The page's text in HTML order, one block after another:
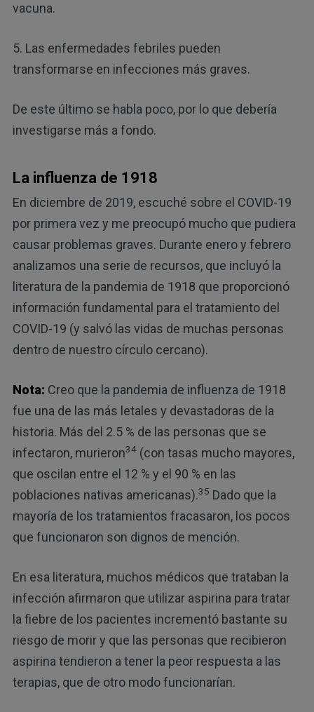
vacuna.
5. Las enfermedades febriles pueden
transformarse en infecciones más graves.
De este último se habla poco, por lo que debería
investigarse más a fondo.
La influenza de 1918
En diciembre de 2019, escuché sobre el COVID-19
por primera vez y me preocupó mucho que pudiera
causar problemas graves. Durante enero y febrero
analizamos una serie de recursos, que incluyó la
literatura de la pandemia de 1918 que proporcionó
información fundamental para el tratamiento del
COVID-19 (y salvó las vidas de muchas personas
dentro de nuestro círculo cercano).
Nota: Creo que la pandemia de influenza de 1918
fue una de las más letales y devastadoras de la
historia. Más del 2.5 % de las personas que se
infectaron, murieron34(con tasas mucho mayores,
que oscilan entre el 12 % y el 90 % en las
poblaciones nativas americanas).35 Dado que la
mayoría de los tratamientos fracasaron, los pocos
que funcionaron son dignos de mención.
En esa literatura, muchos médicos que trataban la
infección afirmaron que utilizar aspirina para tratar
la fiebre de los pacientes incrementó bastante su
riesgo de morir y que las personas que recibieron
aspirina tendieron a tener la peor respuesta a las
terapias, que de otro modo funcionarían.